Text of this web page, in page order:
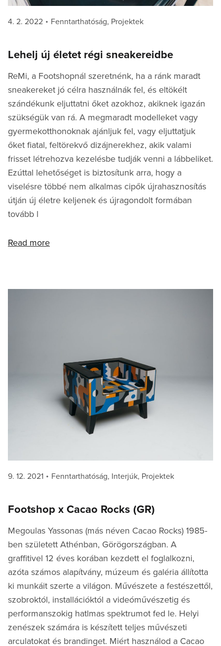
Posted
4. 2. 2022 Categories
Fenntarthatóság, Projektek
Lehelj új életet régi sneakereidbe
ReMi, a Footshopnál szeretnénk, ha a ránk maradt
sneakereket jó célra használnák fel, és eltökélt
szándékunk eljuttatni őket azokhoz, akiknek igazán
szükségük van rá. A megmaradt modelleket vagy
gyermekotthonoknak ajánljuk fel, vagy eljuttatjuk
őket fiatal, feltörekvő dizájnerekhez, akik valami
frisset létrehozva kezelésbe tudják venni a lábbeliket.
Ezúttal lehetőséget is biztosítunk arra, hogy a
viselésre többé nem alkalmas cipők újrahasznosítás
útján új életre keljenek és újragondolt formában
tovább l
Read more
Posted
9. 12. 2021 Categories
Fenntarthatóság, Interjúk, Projektek
Footshop x Cacao Rocks (GR)
Megoulas Yassonas (más néven Cacao Rocks) 1985-
ben született Athénban, Görögországban. A
graffitivel 12 éves korában kezdett el foglalkozni,
azóta számos alapítvány, múzeum és galéria állította
ki munkáit szerte a világon. Művészete a festészettől,
szobroktól, installációktól a videóművészetig és
performanszokig hatlmas spektrumot fed le. Helyi
zenészek számára is készített teljes művészeti
arculatokat és brandinget. Miért használod a Cacao